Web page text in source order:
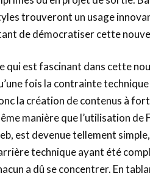
trouveront un usage
de démocratiser cette
qui est fascinant dans cette
fois la contrainte technique
la création de contenus à
manière que l’utilisation de
est devenue tellement
technique ayant été
a dû se concentrer. En